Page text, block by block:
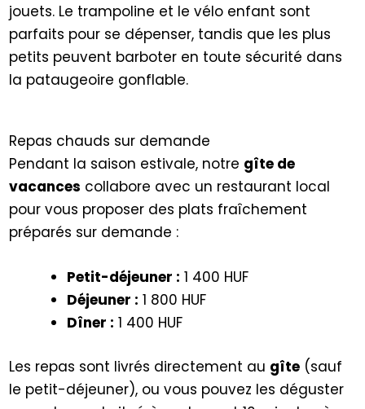
jouets. Le trampoline et le vélo enfant sont
parfaits pour se dépenser, tandis que les plus
petits peuvent barboter en toute sécurité dans
la pataugeoire gonflable.
Repas chauds sur demande
Pendant la saison estivale, notre gîte de
vacances collabore avec un restaurant local
pour vous proposer des plats fraîchement
préparés sur demande :
Petit-déjeuner : 1 400 HUF
Déjeuner : 1 800 HUF
Dîner : 1 400 HUF
Les repas sont livrés directement au gîte (sauf
le petit-déjeuner), ou vous pouvez les déguster